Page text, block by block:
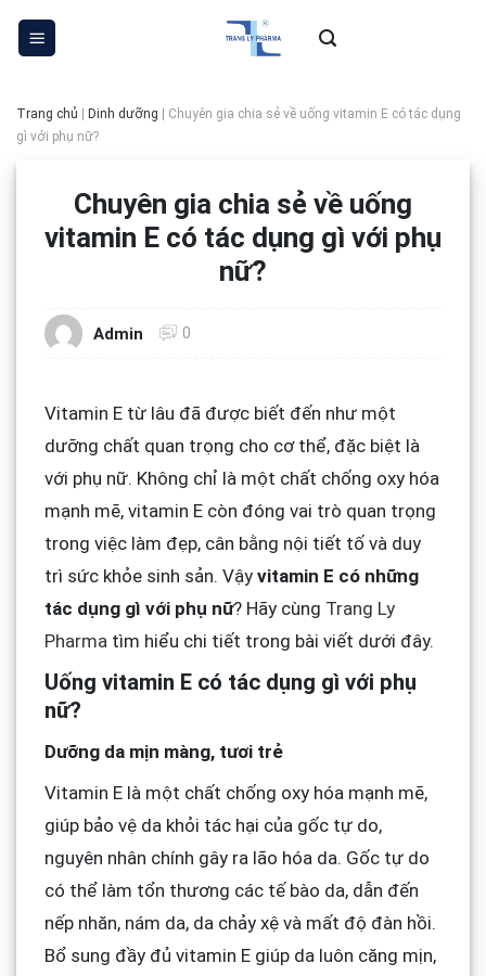
Skip
Trang chủ Dinh dưỡng
Chuyên gia chia sẻ về uống vitamin E có tác dụng
gì với phụ nữ?
Chuyên gia chia sẻ về uống
vitamin E có tác dụng gì với phụ
nữ?
Admin 0
Vitamin E từ lâu đã được biết đến như một
dưỡng chất quan trọng cho cơ thể, đặc biệt là
với phụ nữ. Không chỉ là một chất chống oxy hóa
mạnh mẽ, vitamin E còn đóng vai trò quan trọng
trong việc làm đẹp, cân bằng nội tiết tố và duy
trì sức khỏe sinh sản. Vậy vitamin E có những
tác dụng gì với phụ nữ? Hãy cùng Trang Ly
Pharma tìm hiểu chi tiết trong bài viết dưới đây.
Uống vitamin E có tác dụng gì với phụ
nữ?
Dưỡng da mịn màng, tươi trẻ
Vitamin E là một chất chống oxy hóa mạnh mẽ,
giúp bảo vệ da khỏi tác hại của gốc tự do,
nguyên nhân chính gây ra lão hóa da. Gốc tự do
có thể làm tổn thương các tế bào da, dẫn đến
nếp nhăn, nám da, da chảy xệ và mất độ đàn hồi.
Bổ sung đầy đủ vitamin E giúp da luôn căng mịn,